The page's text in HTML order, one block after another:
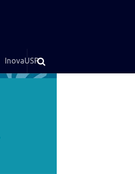
InovaUSP